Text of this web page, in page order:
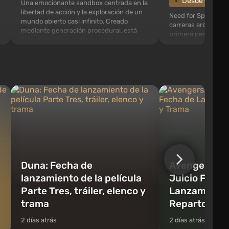
Una emocionante sandbox centrada en la
libertad de acción y la exploración de un
mundo abierto casi infinito. Creado
mediante generación procedural, está
Need for Speed:
carreras arcade
primera persona.
Duna: Fecha de
lanzamiento de la película
Parte Tres, tráiler, elenco y
trama
2 días atrás
Avengers:
Juicio Final:
Reparto y
2 días atrás